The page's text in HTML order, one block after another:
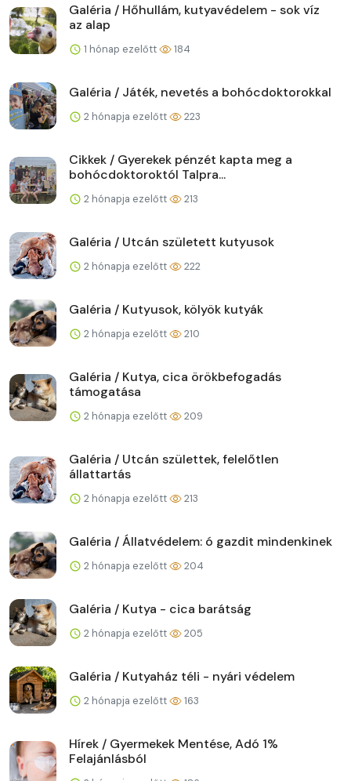
Galéria / Hőhullám, kutyavédelem - sok víz
az alap
1 hónap ezelőtt 184
Galéria / Játék, nevetés a bohócdoktorokkal
2 hónapja ezelőtt 223
Cikkek / Gyerekek pénzét kapta meg a
bohócdoktoroktól Talpra...
2 hónapja ezelőtt 213
Galéria / Utcán született kutyusok
2 hónapja ezelőtt 222
Galéria / Kutyusok, kölyök kutyák
2 hónapja ezelőtt 210
Galéria / Kutya, cica örökbefogadás
támogatása
2 hónapja ezelőtt 209
Galéria / Utcán születtek, felelőtlen
állattartás
2 hónapja ezelőtt 213
Galéria / Állatvédelem: ó gazdit mindenkinek
2 hónapja ezelőtt 204
Galéria / Kutya - cica barátság
2 hónapja ezelőtt 205
Galéria / Kutyaház téli - nyári védelem
2 hónapja ezelőtt 163
Hírek / Gyermekek Mentése, Adó 1%
Felajánlásból